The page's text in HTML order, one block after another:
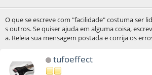
O que se escreve com "facilidade" costuma ser
s outros. Se quiser ajuda em alguma coisa,
a. Releia sua mensagem postada e corrija os
tufoeffect